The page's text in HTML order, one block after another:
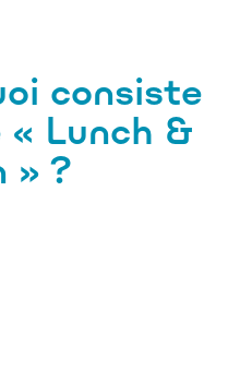
consiste
Lunch &
» ?